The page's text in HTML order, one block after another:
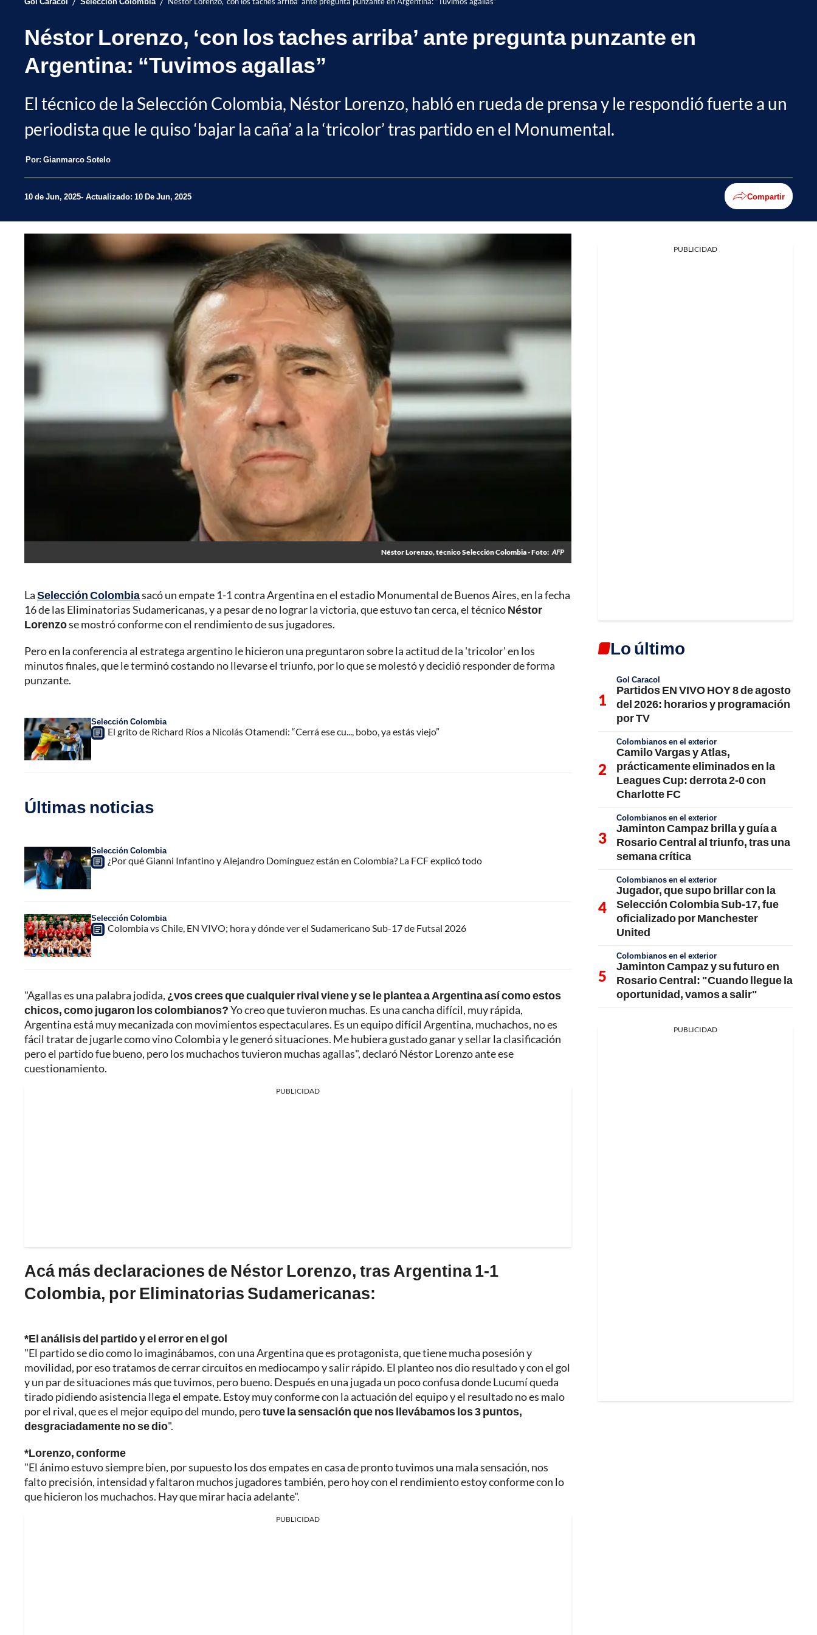
Néstor Lorenzo, ‘con los taches arriba’ ante pregunta punzante en
Argentina: “Tuvimos agallas”
El técnico de la Selección Colombia, Néstor Lorenzo, habló en rueda de prensa y le respondió fuerte a un
periodista que le quiso ‘bajar la caña’ a la ‘tricolor’ tras partido en el Monumental.
Por: Gianmarco Sotelo
10 de Jun, 2025 Actualizado: 10 De Jun, 2025 Compartir
Néstor Lorenzo, técnico Selección Colombia - Foto: AFP
LaSelección Colombiasacó un empate 1-1 contra Argentina en el estadio Monumental de Buenos Aires, en la fecha
16 de las Eliminatorias Sudamericanas, y a pesar de no lograr la victoria, que estuvo tan cerca, el técnicoNéstor
Lorenzose mostró conforme con el rendimiento de sus jugadores.
Pero en la conferencia al estratega argentino le hicieron una preguntaron sobre la actitud de la 'tricolor' en los
minutos finales, que le terminó costando no llevarse el triunfo, por lo que se molestó y decidió responder de forma
punzante.
Selección Colombia
El grito de Richard Ríos a Nicolás Otamendi: “Cerrá ese cu..., bobo, ya estás viejo”
Últimas noticias
Selección Colombia
¿Por qué Gianni Infantino y Alejandro Domínguez están en Colombia? La FCF explicó todo
Selección Colombia
Colombia vs Chile, EN VIVO; hora y dónde ver el Sudamericano Sub-17 de Futsal 2026
"Agallas es una palabra jodida, ¿vos crees que cualquier rival viene y se le plantea a Argentina así como estos
chicos, como jugaron los colombianos?Yo creo que tuvieron muchas. Es una cancha difícil, muy rápida,
Argentina está muy mecanizada con movimientos espectaculares. Es un equipo difícil Argentina, muchachos, no es
fácil tratar de jugarle como vino Colombia y le generó situaciones. Me hubiera gustado ganar y sellar la clasificación
pero el partido fue bueno, pero los muchachos tuvieron muchas agallas", declaró Néstor Lorenzo ante ese
cuestionamiento.
PUBLICIDAD
Acá más declaraciones de Néstor Lorenzo, tras Argentina 1-1
Colombia, por Eliminatorias Sudamericanas:
*El análisis del partido y el error en el gol
"El partido se dio como lo imaginábamos, con una Argentina que es protagonista, que tiene mucha posesión y
movilidad, por eso tratamos de cerrar circuitos en mediocampo y salir rápido. El planteo nos dio resultado y con el gol
y un par de situaciones más que tuvimos, pero bueno. Después en una jugada un poco confusa donde Lucumí queda
tirado pidiendo asistencia llega el empate. Estoy muy conforme con la actuación del equipo y el resultado no es malo
por el rival, que es el mejor equipo del mundo, perotuve la sensación que nos llevábamos los 3 puntos,
desgraciadamente no se dio".
*Lorenzo, conforme
"El ánimo estuvo siempre bien, por supuesto los dos empates en casa de pronto tuvimos una mala sensación, nos
falto precisión, intensidad y faltaron muchos jugadores también, pero hoy con el rendimiento estoy conforme con lo
que hicieron los muchachos. Hay que mirar hacia adelante".
PUBLICIDAD
PUBLICIDAD
Lo último
Gol Caracol
Partidos EN VIVO HOY 8 de agosto
del 2026: horarios y programación
por TV
Colombianos en el exterior
Camilo Vargas y Atlas,
prácticamente eliminados en la
Leagues Cup: derrota 2-0 con
Charlotte FC
Colombianos en el exterior
Jaminton Campaz brilla y guía a
Rosario Central al triunfo, tras una
semana crítica
Colombianos en el exterior
Jugador, que supo brillar con la
Selección Colombia Sub-17, fue
oficializado por Manchester
United
Colombianos en el exterior
Jaminton Campaz y su futuro en
Rosario Central: "Cuando llegue la
oportunidad, vamos a salir"
PUBLICIDAD